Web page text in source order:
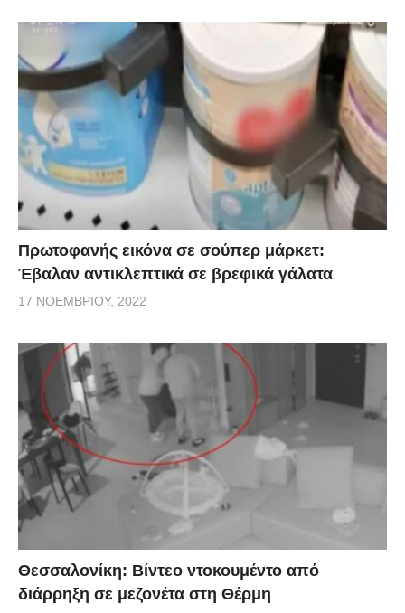
Πρωτοφανής εικόνα σε σούπερ μάρκετ:
Έβαλαν αντικλεπτικά σε βρεφικά γάλατα
17 ΝΟΕΜΒΡΊΟΥ, 2022
Θεσσαλονίκη: Βίντεο ντοκουμέντο από
διάρρηξη σε μεζονέτα στη Θέρμη